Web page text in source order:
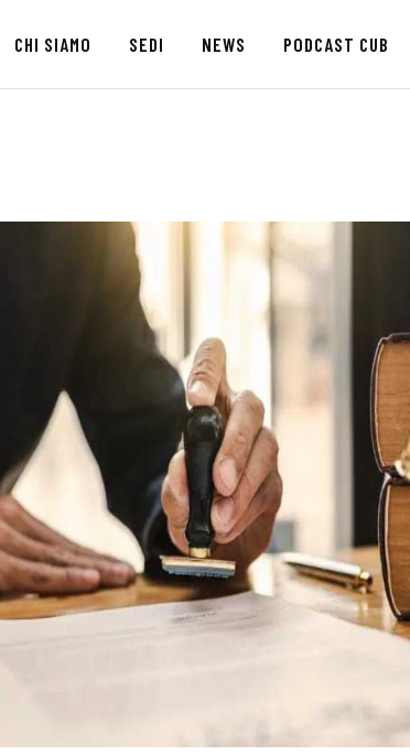
CHI SIAMO SEDI NEWS PODCAST CUB
HOME
CHI SIAMO
NEWS
PODCAST CUB
TG CUB
INTERNAZIONALE
RASSEGNA STAMPA